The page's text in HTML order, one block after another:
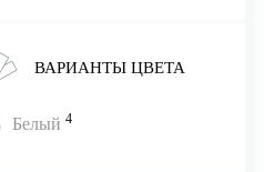
ВАРИАНТЫ ЦВЕТА
Белый 4